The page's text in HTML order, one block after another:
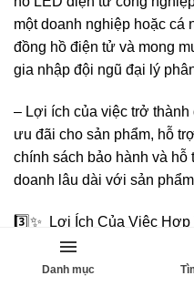
một doanh nghiệp hoặc cá
đồng hồ điện tử và mong
gia nhập đội ngũ đại lý
– Lợi ích của việc trở
ưu đãi cho sản phẩm, hỗ
chính sách bảo hành và
doanh lâu dài với sản
3️⃣✨ Lợi Ích Của Việc
Đồng Hồ Điện Tử LED AIO:
Danh mục